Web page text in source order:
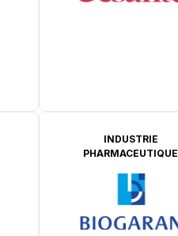
INDUSTRIE
PHARMACEUTIQUE